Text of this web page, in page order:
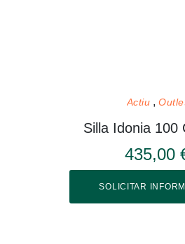
Actiu
Silla Idonia 100
435,00
SOLICITAR